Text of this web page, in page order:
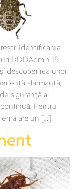
Identificarea
DDDAdmin 15
descoperirea unor
alarmantă,
siguranță al
Pentru
are un […]